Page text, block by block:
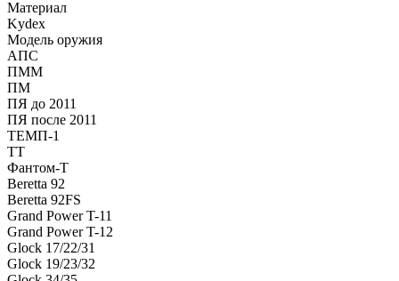
Материал
Kydex
Модель оружия
АПС
ПММ
ПМ
ПЯ до 2011
ПЯ после 2011
ТЕМП-1
ТТ
Фантом-Т
Beretta 92
Beretta 92FS
Grand Power T-11
Grand Power T-12
Glock 17/22/31
Glock 19/23/32